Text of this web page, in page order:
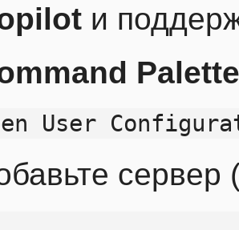
и
Palette
User
сервер